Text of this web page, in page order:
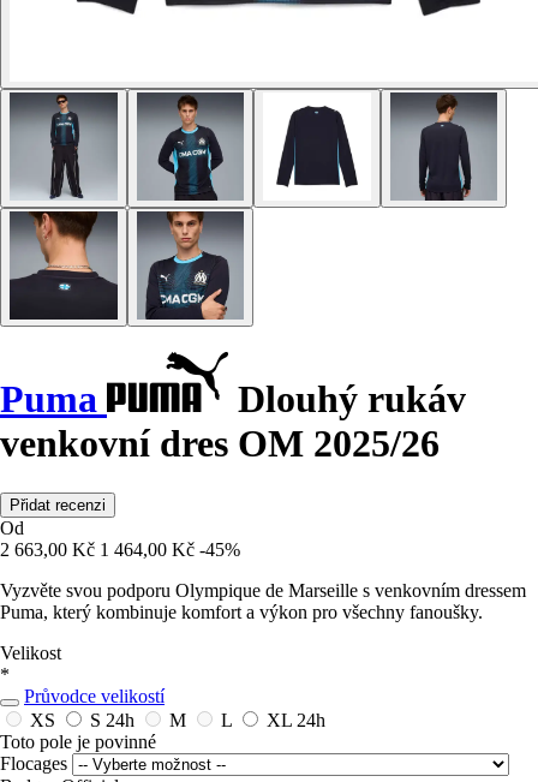
Puma
Dlouhý rukáv
venkovní dres OM 2025/26
Přidat recenzi
Od
2 663,00 Kč 1 464,00 Kč -45%
Vyzvěte svou podporu Olympique de Marseille s venkovním dressem
Puma, který kombinuje komfort a výkon pro všechny fanoušky.
Velikost
*
Průvodce velikostí
XS
S 24h M L XL 24h
Toto pole je povinné
Flocages